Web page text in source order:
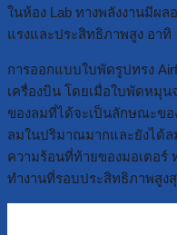
ในห้อง Lab ทางพลังงานมีผ
แรงและประสิทธิภาพสูง อาทิ
การออกแบบใบพัดรูปทรง
เครื่องบิน โดยเมื่อใบพัดหมุ
ของลมที่ได้จะเป็นลักษณะขอ
ลมในปริมาณมากและยังได้ล
ความร้อนที่ท้ายของมอเตอร์
ทำงานที่รอบประสิทธิภาพสูง